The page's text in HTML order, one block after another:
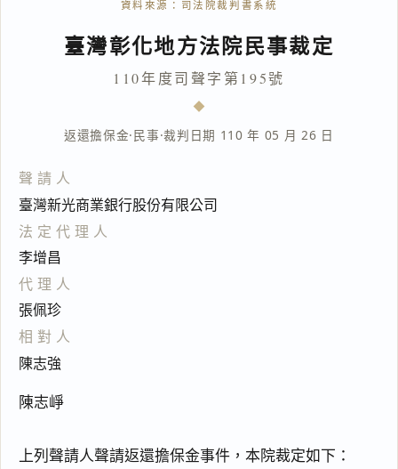
資料來源：司法院裁判書系統
臺灣彰化地方法院民事裁定
110年度司聲字第195號
返還擔保金·民事·裁判日期 110 年 05 月 26 日
聲請人
臺灣新光商業銀行股份有限公司
法定代理人
李增昌
代理人
張佩珍
相對人
陳志強
陳志崢
上列聲請人聲請返還擔保金事件，本院裁定如下：